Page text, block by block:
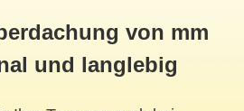
von mm
und langlebig